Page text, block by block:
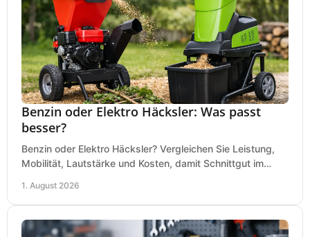
Benzin oder Elektro Häcksler: Was passt
besser?
Benzin oder Elektro Häcksler? Vergleichen Sie Leistung,
Mobilität, Lautstärke und Kosten, damit Schnittgut im
1. August 2026